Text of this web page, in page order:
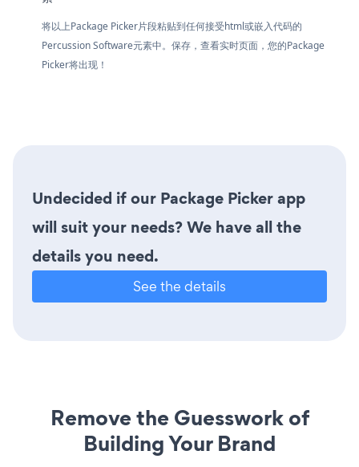
将以上Package Picker片段粘贴到任何接受html或嵌入代码的
Percussion Software元素中。保存，查看实时页面，您的Package
Picker将出现！
Undecided if our Package Picker app
will suit your needs? We have all the
details you need.
See the details
Remove the Guesswork of
Building Your Brand